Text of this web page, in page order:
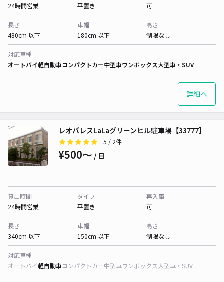
24時間営業
平置き
可
長さ
480cm 以下
車幅
180cm 以下
高さ
制限なし
対応車種
オートバイ軽自動車コンパクトカー中型車ワンボックス大型車・SUV
詳細へ
レオパレスLaLaグリーンヒル駐車場【33777】
5 / 2件
¥500〜 / 日
貸出時間
24時間営業
タイプ
平置き
再入庫
可
長さ
340cm 以下
車幅
150cm 以下
高さ
制限なし
対応車種
オートバイ軽自動車コンパクトカー中型車ワンボックス大型車・SUV